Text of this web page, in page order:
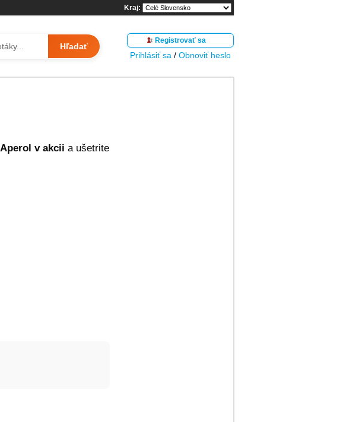
Kraj:
Hľadať
Registrovať sa
Prihlásiť sa / Obnoviť heslo
Aperol v akcii a ušetrite